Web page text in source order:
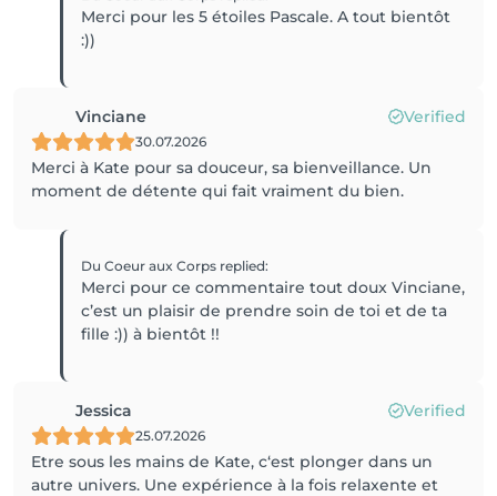
Merci pour les 5 étoiles Pascale. A tout bientôt
:))
Vinciane Verified
30.07.2026
Merci à Kate pour sa douceur, sa bienveillance. Un
moment de détente qui fait vraiment du bien.
Du Coeur aux Corps replied:
Merci pour ce commentaire tout doux Vinciane,
c’est un plaisir de prendre soin de toi et de ta
fille :)) à bientôt !!
Jessica Verified
25.07.2026
Etre sous les mains de Kate, c‘est plonger dans un
autre univers. Une expérience à la fois relaxente et